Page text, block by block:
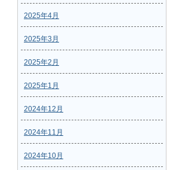
2025年4月
2025年3月
2025年2月
2025年1月
2024年12月
2024年11月
2024年10月